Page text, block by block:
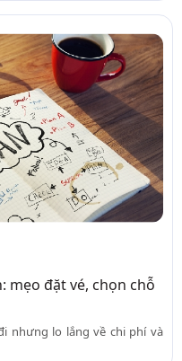
mẹo đặt vé, chọn chỗ
nhưng lo lắng về chi phí và